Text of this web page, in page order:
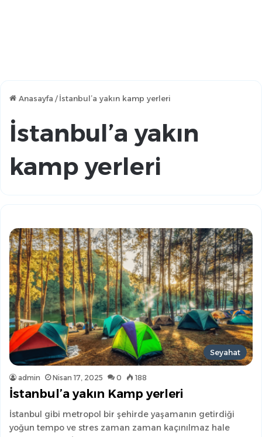
Anasayfa / İstanbul’a yakın kamp yerleri
İstanbul’a yakın
kamp yerleri
Seyahat
admin Nisan 17, 2025 0 188
İstanbul’a yakın Kamp yerleri
İstanbul gibi metropol bir şehirde yaşamanın getirdiği
yoğun tempo ve stres zaman zaman kaçınılmaz hale